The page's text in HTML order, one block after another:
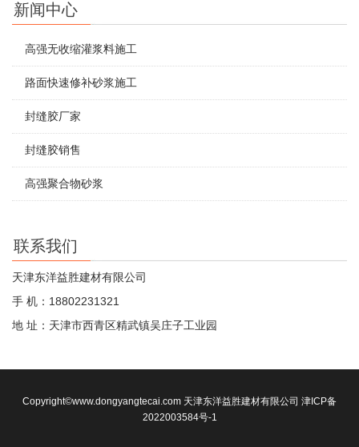
新闻中心
高强无收缩灌浆料施工
路面快速修补砂浆施工
封缝胶厂家
封缝胶销售
高强聚合物砂浆
联系我们
天津东洋益胜建材有限公司
手 机：18802231321
地 址：天津市西青区精武镇吴庄子工业园
Copyright©www.dongyangtecai.com 天津东洋益胜建材有限公司 津ICP备
2022003584号-1